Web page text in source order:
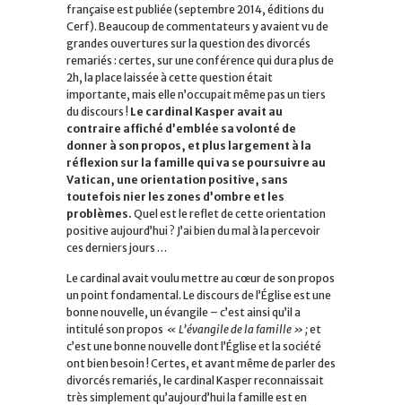
française est publiée (septembre 2014, éditions du
Cerf). Beaucoup de commentateurs y avaient vu de
grandes ouvertures sur la question des divorcés
remariés : certes, sur une conférence qui dura plus de
2h, la place laissée à cette question était
importante, mais elle n’occupait même pas un tiers
du discours ! Le cardinal Kasper avait au
contraire affiché d’emblée sa volonté de
donner à son propos, et plus largement à la
réflexion sur la famille qui va se poursuivre au
Vatican, une orientation positive, sans
toutefois nier les zones d’ombre et les
problèmes. Quel est le reflet de cette orientation
positive aujourd’hui ? J’ai bien du mal à la percevoir
ces derniers jours …
Le cardinal avait voulu mettre au cœur de son propos
un point fondamental. Le discours de l’Église est une
bonne nouvelle, un évangile – c’est ainsi qu’il a
intitulé son propos « L’évangile de la famille » ;et
c’est une bonne nouvelle dont l’Église et la société
ont bien besoin ! Certes, et avant même de parler des
divorcés remariés, le cardinal Kasper reconnaissait
très simplement qu’aujourd’hui la famille est en